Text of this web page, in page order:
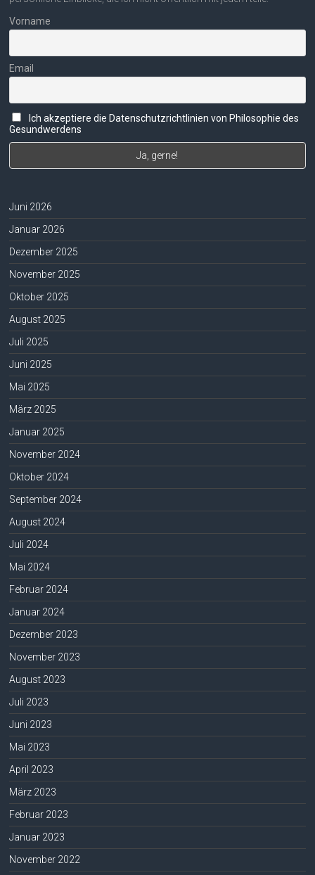
Vorname
Email
Ich akzeptiere die Datenschutzrichtlinien von Philosophie des
Gesundwerdens
Juni 2026
Januar 2026
Dezember 2025
November 2025
Oktober 2025
August 2025
Juli 2025
Juni 2025
Mai 2025
März 2025
Januar 2025
November 2024
Oktober 2024
September 2024
August 2024
Juli 2024
Mai 2024
Februar 2024
Januar 2024
Dezember 2023
November 2023
August 2023
Juli 2023
Juni 2023
Mai 2023
April 2023
März 2023
Februar 2023
Januar 2023
November 2022